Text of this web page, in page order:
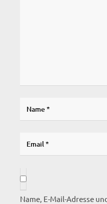
Name, E-Mail-Adresse